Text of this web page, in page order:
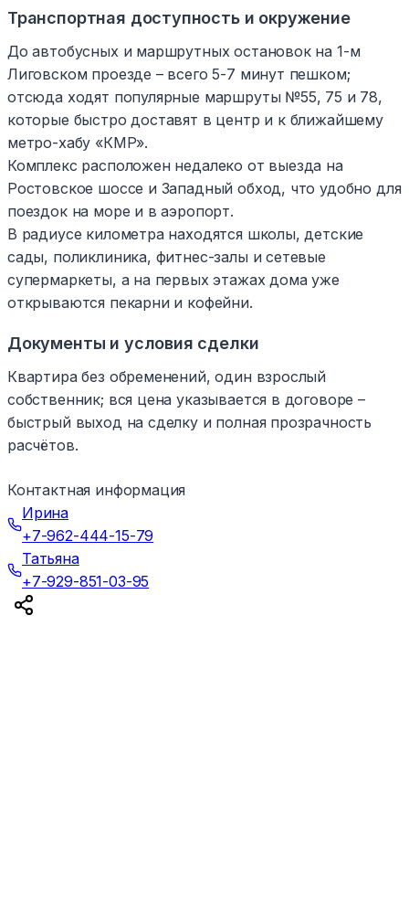
Транспортная доступность и окружение
До автобусных и маршрутных остановок на 1-м
Лиговском проезде – всего 5-7 минут пешком;
отсюда ходят популярные маршруты №55, 75 и 78,
которые быстро доставят в центр и к ближайшему
метро-хабу «КМР».
Комплекс расположен недалеко от выезда на
Ростовское шоссе и Западный обход, что удобно для
поездок на море и в аэропорт.
В радиусе километра находятся школы, детские
сады, поликлиника, фитнес-залы и сетевые
супермаркеты, а на первых этажах дома уже
открываются пекарни и кофейни.
Документы и условия сделки
Квартира без обременений, один взрослый
собственник; вся цена указывается в договоре –
быстрый выход на сделку и полная прозрачность
расчётов.
Контактная информация
Ирина
+7-962-444-15-79
Татьяна
+7-929-851-03-95